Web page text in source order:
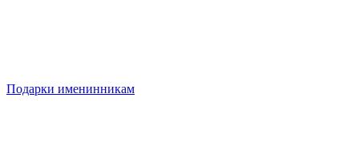
Подарки именинникам